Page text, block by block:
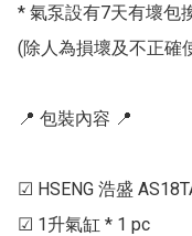
* 氣泵設有7天有壞包
(除人為損壞及不正確
📍 包裝內容 📍
☑ HSENG 浩盛
☑ 1升氣缸 * 1 pc